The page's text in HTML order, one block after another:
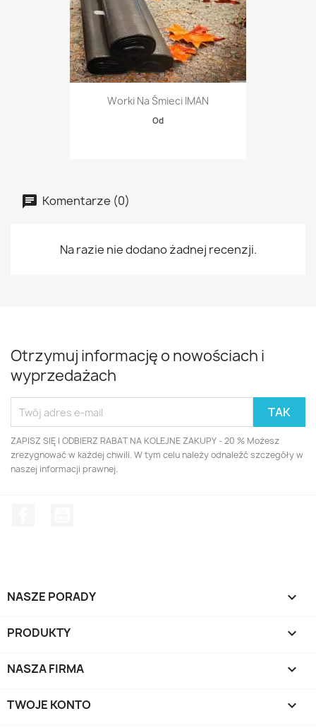
Worki Na Śmieci IMAN
Od
Komentarze (0)
Na razie nie dodano żadnej recenzji.
Otrzymuj informację o nowościach i
wyprzedażach
ZAPISZ SIĘ I ODBIERZ RABAT NA KOLEJNE ZAKUPY - 20 % Możesz
zrezygnować w każdej chwili. W tym celu należy odnaleźć szczegóły w
naszej informacji prawnej.
NASZE PORADY 
PRODUKTY 
NASZA FIRMA 
TWOJE KONTO 